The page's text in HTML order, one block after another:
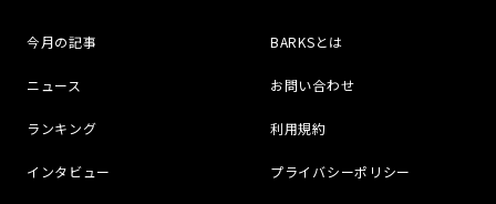
今月の記事
ニュース
ランキング
インタビュー
BARKSとは
お問い合わせ
利用規約
プライバシーポリシー